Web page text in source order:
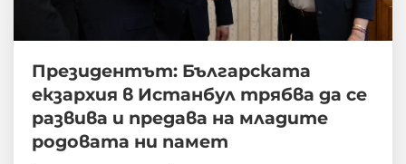
Президентът: Българската
екзархия в Истанбул трябва да се
развива и предава на младите
родовата ни памет